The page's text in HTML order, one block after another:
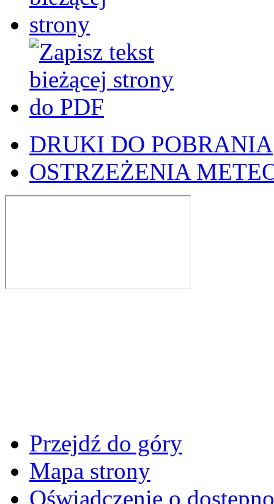
DRUKI DO POBRANIA
OSTRZEŻENIA
Przejdź do góry
Mapa strony
Oświadczenie o